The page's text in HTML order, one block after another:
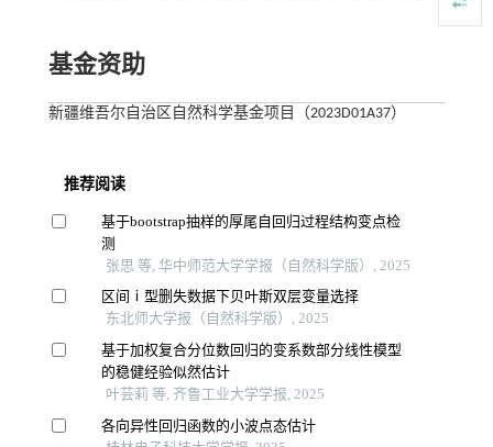
基金资助
新疆维吾尔自治区自然科学基金项目（2023D01A37）